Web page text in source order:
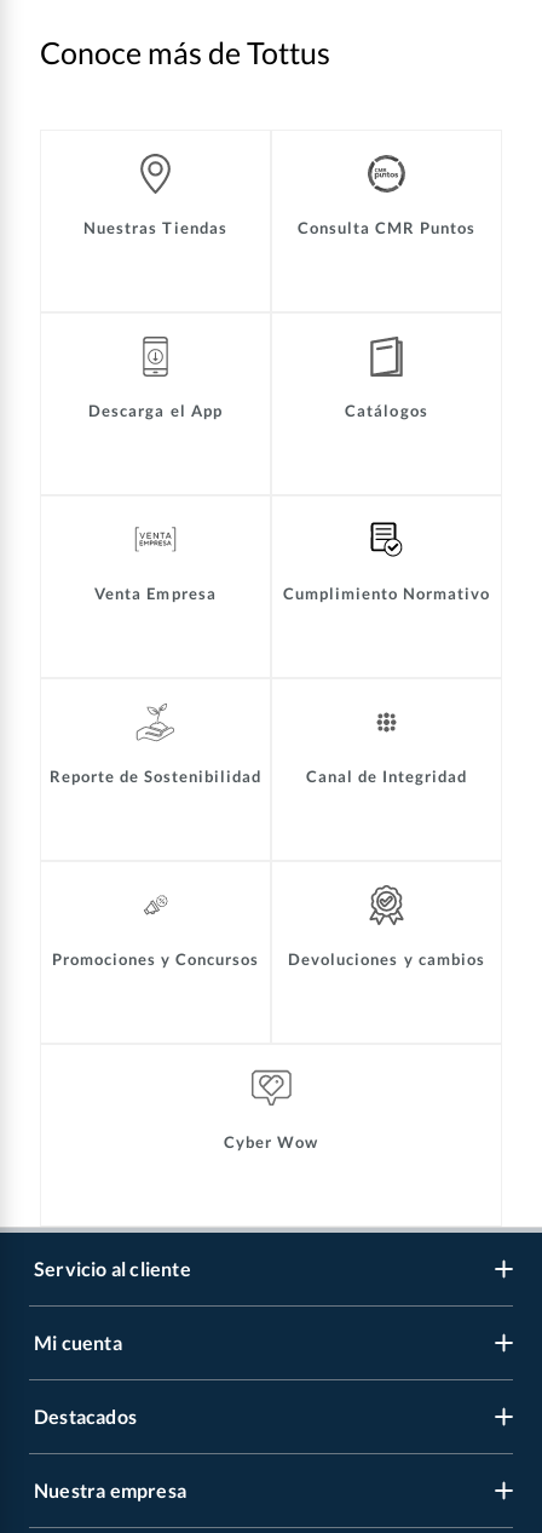
Conoce más de Tottus
Nuestras Tiendas Consulta CMR Puntos
Descarga el App Catálogos
Venta Empresa Cumplimiento Normativo
Reporte de Sostenibilidad Canal de Integridad
Promociones y Concursos Devoluciones y cambios
Cyber Wow
Servicio al cliente
Libro de reclamaciones
Tipos de entrega
Mi cuenta
Regístrate
Destacados
Recetas
Nuestra empresa